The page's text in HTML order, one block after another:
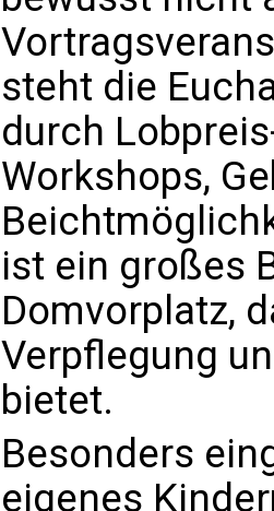
steht die
durch
Workshops,
ist ein großes
Domvorplatz,
Verpflegung
bietet.
Besonders
eigenes